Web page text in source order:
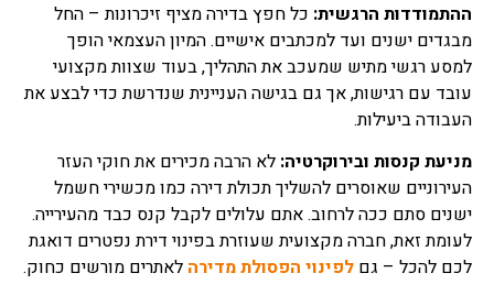
ההתמודדות הרגשית: כל חפץ בדירה מציף זיכרונות – החל
מבגדים ישנים ועד למכתבים אישיים. המיון העצמאי הופך
למסע רגשי מתיש שמעכב את התהליך, בעוד שצוות מקצועי
עובד עם רגישות, אך גם בגישה העניינית שנדרשת כדי לבצע את
העבודה ביעילות.
מניעת קנסות ובירוקרטיה: לא הרבה מכירים את חוקי העזר
העירוניים שאוסרים להשליך תכולת דירה כמו מכשירי חשמל
ישנים סתם ככה לרחוב. אתם עלולים לקבל קנס כבד מהעירייה.
לעומת זאת, חברה מקצועית שעוזרת בפינוי דירת נפטרים דואגת
לכם להכל – גם לפינוי הפסולת מדירה לאתרים מורשים כחוק.